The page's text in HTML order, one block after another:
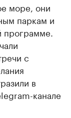
море, они
паркам и
с
в
канале